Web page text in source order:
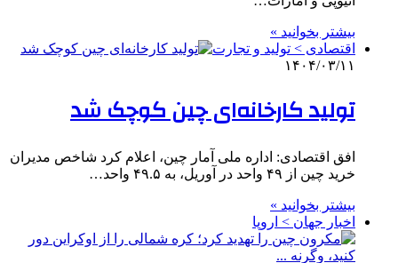
بیشتر بخوانید »
اقتصادی > تولید و تجارت
۱۴۰۴/۰۳/۱۱
تولید کارخانه‌ای چین کوچک شد
افق اقتصادی: اداره ملی آمار چین، اعلام کرد شاخص مدیران
خرید چین از ۴۹ واحد در آوریل، به ۴۹.۵ واحد…
بیشتر بخوانید »
اخبار جهان > اروپا